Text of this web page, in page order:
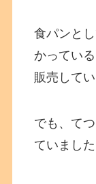
食パンと
かってい
販売して
でも、て
ていました